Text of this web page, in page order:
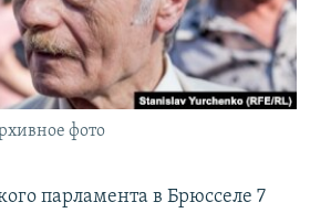
КРЫМА фото
парламента в Брюсселе 7